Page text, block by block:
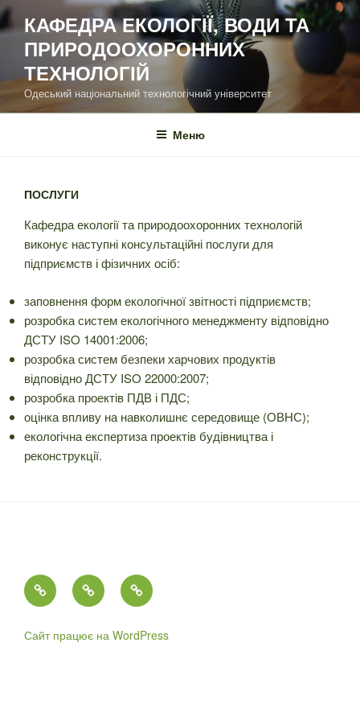
Перейти
до
вмісту
КАФЕДРА ЕКОЛОГІЇ, ВОДИ ТА
ПРИРОДООХОРОННИХ
ТЕХНОЛОГІЙ
Одеський національний технологічний університет
Меню
ПОСЛУГИ
Кафедра екології та природоохоронних технологій
виконує наступні консультаційні послуги для
підприємств і фізичних осіб:
заповнення форм екологічної звітності підприємств;
розробка систем екологічного менеджменту відповідно
ДСТУ ISO 14001:2006;
розробка систем безпеки харчових продуктів
відповідно ДСТУ ISO 22000:2007;
розробка проектів ПДВ і ПДС;
оцінка впливу на навколишнє середовище (ОВНС);
екологічна експертиза проектів будівництва і
реконструкції.
ГоловнаКонтактиІсторія
кафедри
води
Сайт працює на WordPress